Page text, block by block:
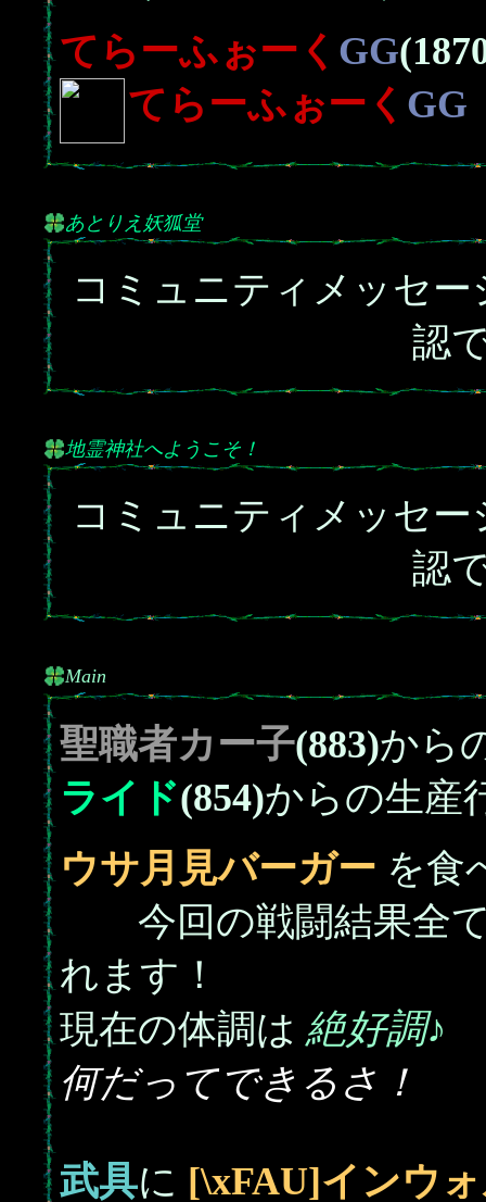
てらーふぉーく GG
てらーふぉーく GG
あとりえ妖狐堂
コミュニティメッセ
認
地霊神社へようこそ！
コミュニティメッセ
認
Main
聖職者カー子(883)から
ライド(854)からの生産
ウサ月見バーガー を食
今回の戦闘結果全
れます！
現在の体調は 絶好調♪
何だってできるさ！
武具に [\xFAU]インウ